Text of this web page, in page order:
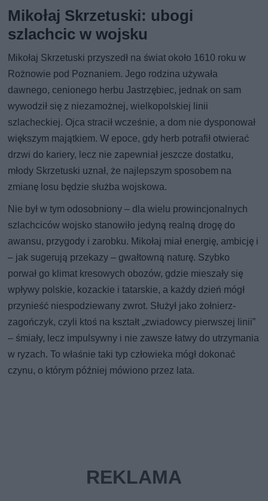
Mikołaj Skrzetuski: ubogi
szlachcic w wojsku
Mikołaj Skrzetuski przyszedł na świat około 1610 roku w
Rożnowie pod Poznaniem. Jego rodzina używała
dawnego, cenionego herbu Jastrzębiec, jednak on sam
wywodził się z niezamożnej, wielkopolskiej linii
szlacheckiej. Ojca stracił wcześnie, a dom nie dysponował
większym majątkiem. W epoce, gdy herb potrafił otwierać
drzwi do kariery, lecz nie zapewniał jeszcze dostatku,
młody Skrzetuski uznał, że najlepszym sposobem na
zmianę losu będzie służba wojskowa.
Nie był w tym odosobniony – dla wielu prowincjonalnych
szlachciców wojsko stanowiło jedyną realną drogę do
awansu, przygody i zarobku. Mikołaj miał energię, ambicję i
– jak sugerują przekazy – gwałtowną naturę. Szybko
porwał go klimat kresowych obozów, gdzie mieszały się
wpływy polskie, kozackie i tatarskie, a każdy dzień mógł
przynieść niespodziewany zwrot. Służył jako żołnierz-
zagończyk, czyli ktoś na kształt „zwiadowcy pierwszej linii”
– śmiały, lecz impulsywny i nie zawsze łatwy do utrzymania
w ryzach. To właśnie taki typ człowieka mógł dokonać
czynu, o którym później mówiono przez lata.